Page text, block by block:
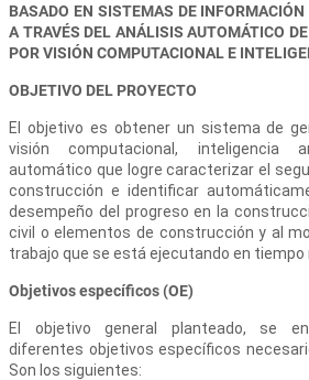
BASADO EN SISTEMAS DE
A TRAVÉS DEL ANÁLISIS AUTOMÁTICO
POR VISIÓN COMPUTACIONAL E
OBJETIVO DEL PROYECTO
El objetivo es obtener un sistema de
visión computacional, inteligencia
automático que logre caracterizar el
construcción e identificar
desempeño del progreso en la
civil o elementos de construcción y al
trabajo que se está ejecutando en tiempo
Objetivos específicos (OE)
El objetivo general planteado, se
diferentes objetivos específicos
Son los siguientes: